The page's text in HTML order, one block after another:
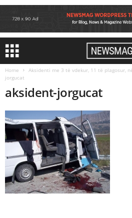
Home Aksidenti me 3 të vdekur, 11 të plagosur,
jorgucat
aksident-jorgucat